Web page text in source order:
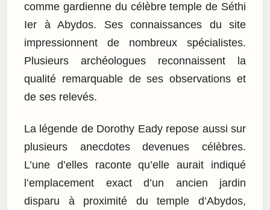
comme gardienne du célèbre temple de Séthi
Ier à Abydos. Ses connaissances du site
impressionnent de nombreux spécialistes.
Plusieurs archéologues reconnaissent la
qualité remarquable de ses observations et
de ses relevés.
La légende de Dorothy Eady repose aussi sur
plusieurs anecdotes devenues célèbres.
L’une d’elles raconte qu’elle aurait indiqué
l’emplacement exact d’un ancien jardin
disparu à proximité du temple d’Abydos,